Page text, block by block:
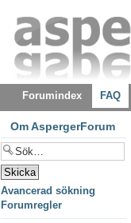
Forumindex FAQ
Om AspergerForum
Avancerad sökning
Forumregler